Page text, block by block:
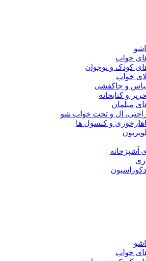
خواب
کودک و نوجوان
خواب
و جاکفشی
و کتابخانه
مبلمان
ال و تخت خواب شو
و کنسول ها
آشپزخانه
خواب